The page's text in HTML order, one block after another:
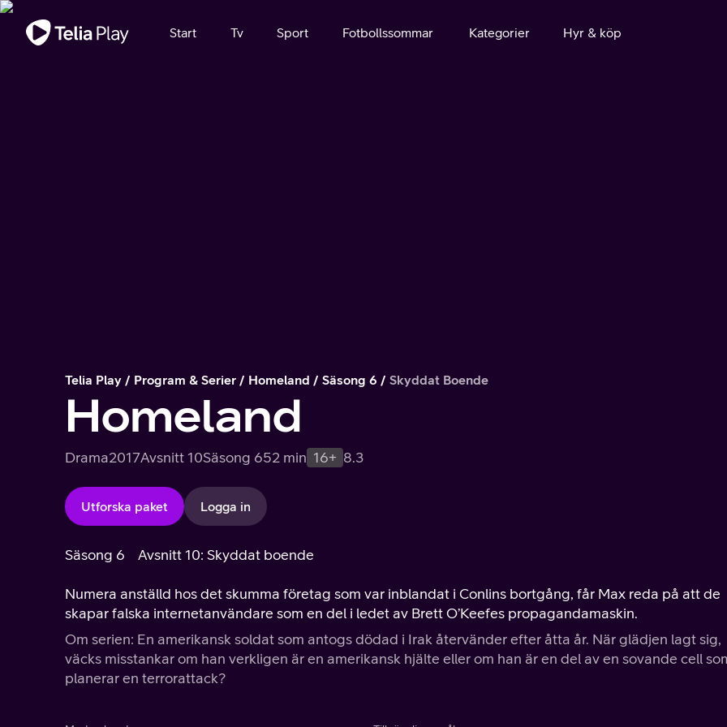
Viktigt meddelande
Start Tv Sport Fotbollssommar Kategorier Hyr & köp
Telia Play Program & Serier Homeland Säsong 6 Skyddat Boende
Homeland
Drama2017Avsnitt 10Säsong 652 min 16+ 8.3
Utforska paket Logga in
Säsong 6 Avsnitt 10: Skyddat boende
Numera anställd hos det skumma företag som var inblandat i Conlins bortgång, får Max reda på att de
skapar falska internetanvändare som en del i ledet av Brett O’Keefes propagandamaskin.
Om serien: En amerikansk soldat som antogs dödad i Irak återvänder efter åtta år. När glädjen lagt sig,
väcks misstankar om han verkligen är en amerikansk hjälte eller om han är en del av en sovande cell
planerar en terrorattack?